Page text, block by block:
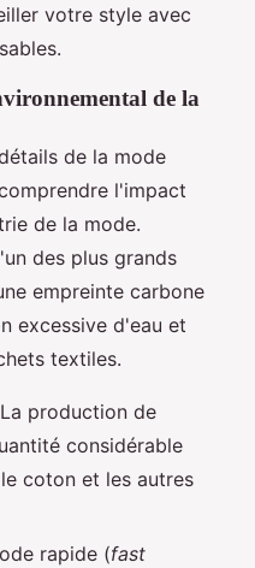
votre style avec
de la
de la mode
l'impact
de la mode.
des plus grands
empreinte carbone
excessive d'eau et
textiles.
production de
considérable
coton et les autres
rapide (fast